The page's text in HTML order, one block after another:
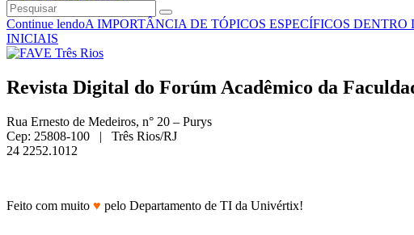
Continue lendoA IMPORTÂNCIA DE TÓPICOS ESPECÍFICOS
INICIAIS
Revista Digital do Forúm Acadêmico da
Rua Ernesto de Medeiros, n° 20 – Purys
Cep: 25808-100 | Três Rios/RJ
24 2252.1012
Feito com muito ♥ pelo Departamento de TI da Univértix!